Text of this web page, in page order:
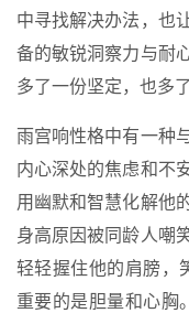
中寻找解决办法，也
备的敏锐洞察力与耐
多了一份坚定，也多
雨宫响性格中有一种
内心深处的焦虑和不
用幽默和智慧化解他
身高原因被同龄人嘲
轻轻握住他的肩膀，
重要的是胆量和心胸